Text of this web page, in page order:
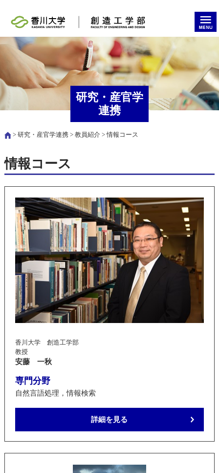
研究・産官学
連携
> 研究・産官学連携> 教員紹介> 情報コース
情報コース
香川大学 創造工学部
教授
安藤 一秋
専門分野
自然言語処理，情報検索
詳細を見る